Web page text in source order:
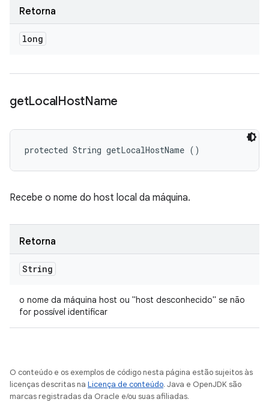
Retorna
long
getLocalHostName
protected String getLocalHostName ()
Recebe o nome do host local da máquina.
Retorna
String
o nome da máquina host ou "host desconhecido" se não
for possível identificar
O conteúdo e os exemplos de código nesta página estão sujeitos às
licenças descritas na Licença de conteúdo. Java e OpenJDK são
marcas registradas da Oracle e/ou suas afiliadas.